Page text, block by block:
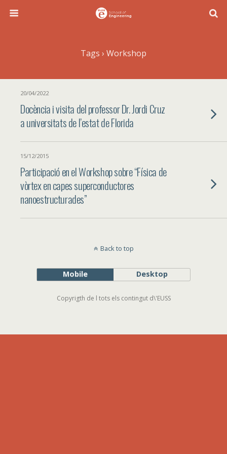
Tags › Workshop
20/04/2022
Docència i visita del professor Dr. Jordi Cruz
a universitats de l’estat de Florida
15/12/2015
Participació en el Workshop sobre “Física de
vòrtex en capes superconductores
nanoestructurades”
Back to top
Mobile Desktop
Copyrigth de l tots els contingut d\'EUSS